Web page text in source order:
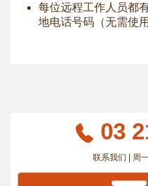
每位远程工作人员都
地电话号码（无需使
03
联系我们 | 周